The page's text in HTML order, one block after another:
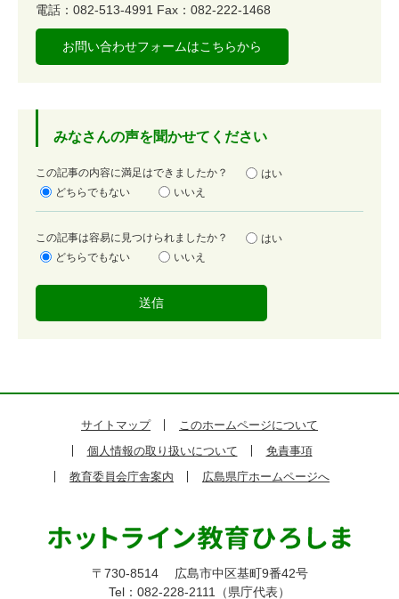
電話：082-513-4991 Fax：082-222-1468
お問い合わせフォームはこちらから
みなさんの声を聞かせてください
満
足
この記事の内容に満足はできましたか？
はい
どちらでもない
いいえ
容
易
この記事は容易に見つけられましたか？
はい
どちらでもない
いいえ
サイトマップ
このホームページについて
個人情報の取り扱いについて
免責事項
教育委員会庁舎案内
広島県庁ホームページへ
〒730-8514
広島市中区基町9番42号
Tel：082-228-2111（県庁代表）